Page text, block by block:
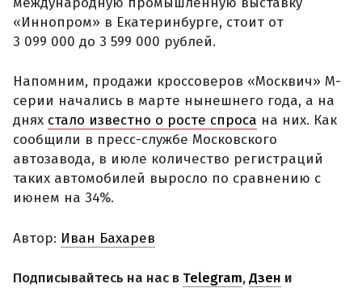
«Иннопром» в Екатеринбурге, стоит от
3 099 000 до 3 599 000 рублей.
Напомним, продажи кроссоверов «Москвич» М-
серии начались в марте нынешнего года, а на
днях стало известно о росте спроса на них. Как
сообщили в пресс-службе Московского
автозавода, в июле количество регистраций
таких автомобилей выросло по сравнению с
июнем на 34%.
Автор: Иван Бахарев
Подписывайтесь на нас в Telegram,Дзен и